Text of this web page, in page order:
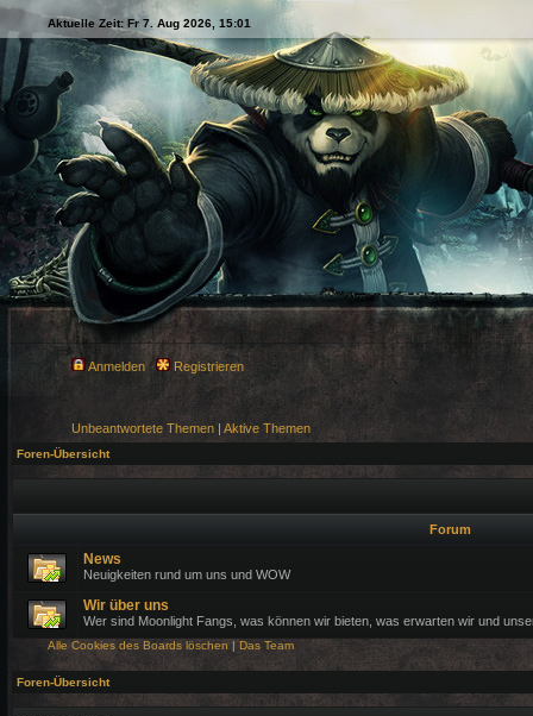
Aktuelle Zeit: Fr 7. Aug 2026, 15:01
Anmelden Registrieren
Unbeantwortete Themen | Aktive Themen
Foren-Übersicht
Forum
News
Neuigkeiten rund um uns und WOW
Wir über uns
Wer sind Moonlight Fangs, was können wir bieten, was erwarten wir und
Alle Cookies des Boards löschen | Das Team
Foren-Übersicht